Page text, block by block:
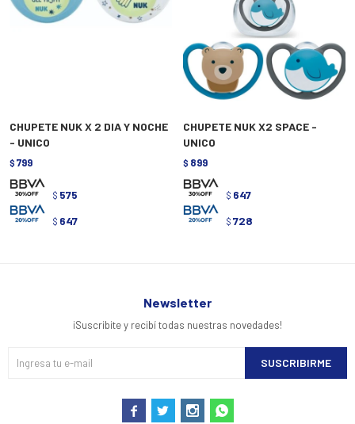
CHUPETE NUK X 2 DIA Y NOCHE
- UNICO
$ 799
$ 575
$ 647
CHUPETE NUK X2 SPACE -
UNICO
$ 899
$ 647
$ 728
Newsletter
¡Suscribite y recibí todas nuestras novedades!
SUSCRIBIRME
   